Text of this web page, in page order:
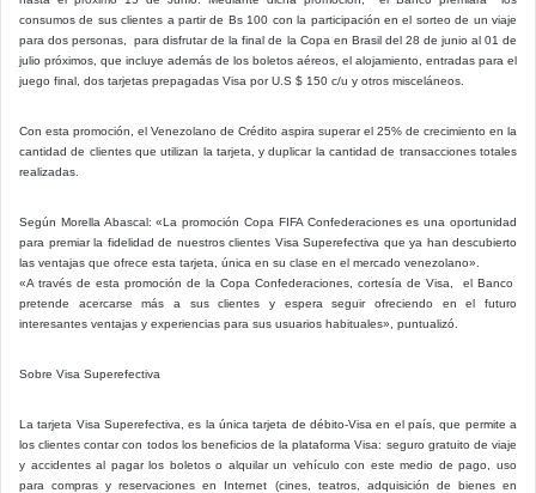
consumos de sus clientes a partir de Bs 100 con la participación en el sorteo de un viaje
para dos personas, para disfrutar de la final de la Copa en Brasil del 28 de junio al 01 de
julio próximos, que incluye además de los boletos aéreos, el alojamiento, entradas para el
juego final, dos tarjetas prepagadas Visa por U.S $ 150 c/u y otros misceláneos.
Con esta promoción, el Venezolano de Crédito aspira superar el 25% de crecimiento en la
cantidad de clientes que utilizan la tarjeta, y duplicar la cantidad de transacciones totales
realizadas.
Según Morella Abascal: «La promoción Copa FIFA Confederaciones es una oportunidad
para premiar la fidelidad de nuestros clientes Visa Superefectiva que ya han descubierto
las ventajas que ofrece esta tarjeta, única en su clase en el mercado venezolano».
«A través de esta promoción de la Copa Confederaciones, cortesía de Visa, el Banco
pretende acercarse más a sus clientes y espera seguir ofreciendo en el futuro
interesantes ventajas y experiencias para sus usuarios habituales», puntualizó.
Sobre Visa Superefectiva
La tarjeta Visa Superefectiva, es la única tarjeta de débito-Visa en el país, que permite a
los clientes contar con todos los beneficios de la plataforma Visa: seguro gratuito de viaje
y accidentes al pagar los boletos o alquilar un vehículo con este medio de pago, uso
para compras y reservaciones en Internet (cines, teatros, adquisición de bienes en